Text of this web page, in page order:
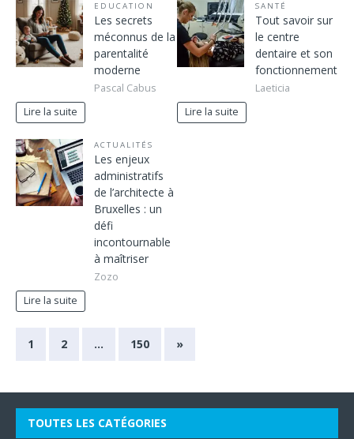
EDUCATION
Les secrets
méconnus de la
parentalité
moderne
Pascal Cabus
Lire la suite
SANTÉ
Tout savoir sur
le centre
dentaire et son
fonctionnement
Laeticia
Lire la suite
ACTUALITÉS
Les enjeux
administratifs
de l’architecte à
Bruxelles : un
défi
incontournable
à maîtriser
Zozo
Lire la suite
1 2 … 150 »
TOUTES LES CATÉGORIES